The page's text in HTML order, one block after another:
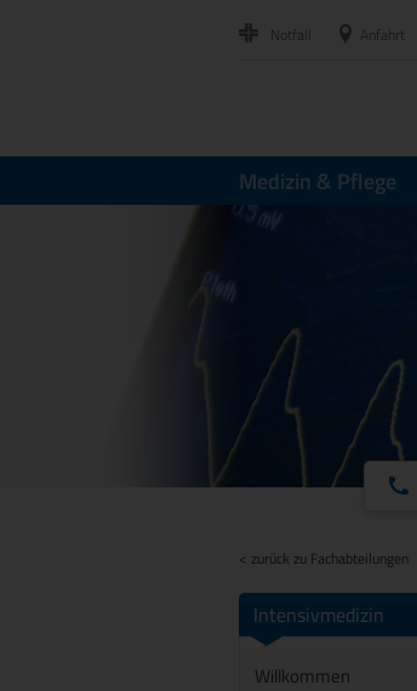
Notfall Anfahrt
Medizin & Pflege
< zurück zu Fachabteilungen
Intensivmedizin
Willkommen